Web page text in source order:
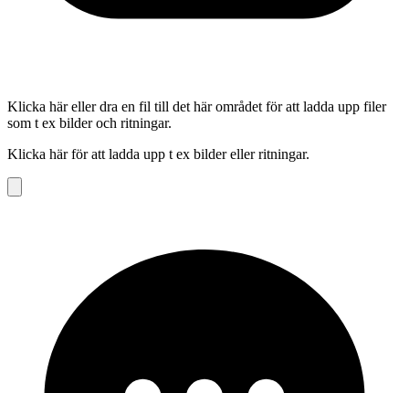
Klicka här eller dra en fil till det här området för att ladda upp filer
som t ex bilder och ritningar.
Klicka här för att ladda upp t ex bilder eller ritningar.